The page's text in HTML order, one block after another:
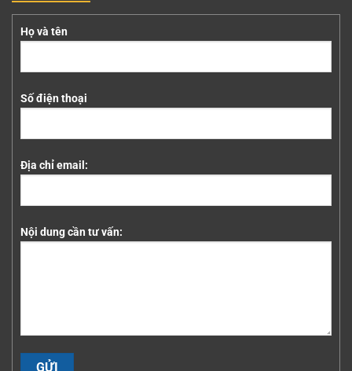
Họ và tên
Số điện thoại
Địa chỉ email:
Nội dung cần tư vấn: